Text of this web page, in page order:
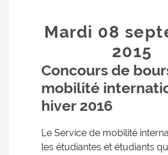
Mardi 08
2015
Concours de
mobilité
hiver 2016
Le Service de mobilité
les étudiantes et étudiants